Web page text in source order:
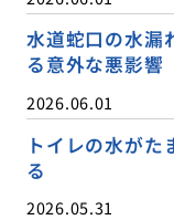
水道蛇口の水漏
る意外な悪影響
2026.06.01
トイレの水が
る
2026.05.31